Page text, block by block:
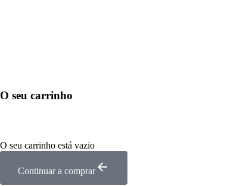
O seu carrinho
O seu carrinho está vazio
Continuar a comprar